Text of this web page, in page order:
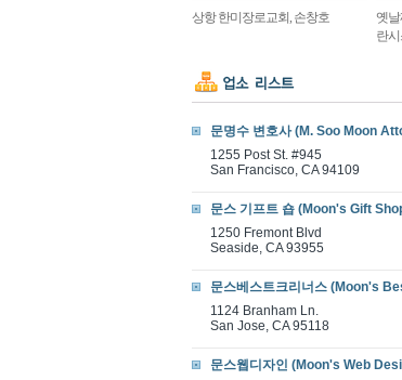
상항 한미장로교회, 손창호
옛날
란
문명수 변호사 (M. Soo Moon
1255 Post St. #945
San Francisco, CA 94109
문스 기프트 숍 (Moon's Gift
1250 Fremont Blvd
Seaside, CA 93955
문스베스트크리너스 (Moon's
1124 Branham Ln.
San Jose, CA 95118
문스웹디자인 (Moon's Web